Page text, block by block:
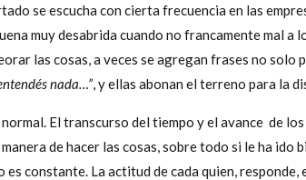
se escucha con cierta frecuencia en las
muy desabrida cuando no francamente mal a
las cosas, a veces se agregan frases no solo
nada…”, y ellas abonan el terreno para la
El transcurso del tiempo y el avance de
de hacer las cosas, sobre todo si le ha ido
es constante. La actitud de cada quien, responde,